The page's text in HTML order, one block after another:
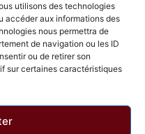
utilisons des technologies
accéder aux informations des
nous permettra de
de navigation ou les ID
ou de retirer son
sur certaines caractéristiques